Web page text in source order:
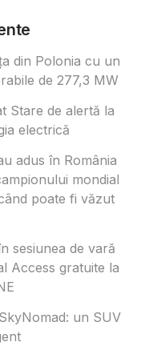
din Polonia cu un
de 277,3 MW
Stare de alertă la
electrică
adus în România
mondial
poate fi văzut
sesiunea de vară
Access gratuite la
un SUV